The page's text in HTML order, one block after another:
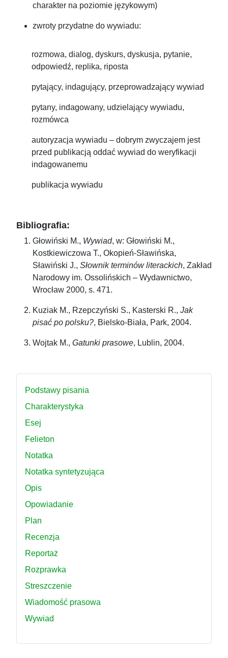
charakter na poziomie językowym)
zwroty przydatne do wywiadu:
rozmowa, dialog, dyskurs, dyskusja, pytanie,
odpowiedź, replika, riposta
pytający, indagujący, przeprowadzający wywiad
pytany, indagowany, udzielający wywiadu,
rozmówca
autoryzacja wywiadu – dobrym zwyczajem jest
przed publikacją oddać wywiad do weryfikacji
indagowanemu
publikacja wywiadu
Bibliografia:
Głowiński M., Wywiad, w: Głowiński M.,
Kostkiewiczowa T., Okopień-Sławińska,
Sławiński J., Słownik terminów literackich, Zakład
Narodowy im. Ossolińskich – Wydawnictwo,
Wrocław 2000, s. 471.
Kuziak M., Rzepczyński S., Kasterski R., Jak
pisać po polsku?, Bielsko-Biała, Park, 2004.
Wojtak M., Gatunki prasowe, Lublin, 2004.
Podstawy pisania
Charakterystyka
Esej
Felieton
Notatka
Notatka syntetyzująca
Opis
Opowiadanie
Plan
Recenzja
Reportaż
Rozprawka
Streszczenie
Wiadomość prasowa
Wywiad